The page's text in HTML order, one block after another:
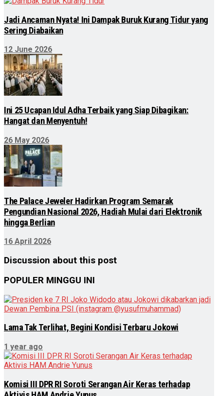
Jadi Ancaman Nyata! Ini Dampak Buruk Kurang Tidur yang
Sering Diabaikan
12 June 2026
Ini 25 Ucapan Idul Adha Terbaik yang Siap Dibagikan:
Hangat dan Menyentuh!
26 May 2026
The Palace Jeweler Hadirkan Program Semarak
Pengundian Nasional 2026, Hadiah Mulai dari Elektronik
hingga Berlian
16 April 2026
Discussion about this post
POPULER MINGGU INI
Lama Tak Terlihat, Begini Kondisi Terbaru Jokowi
1 year ago
Komisi III DPR RI Soroti Serangan Air Keras terhadap